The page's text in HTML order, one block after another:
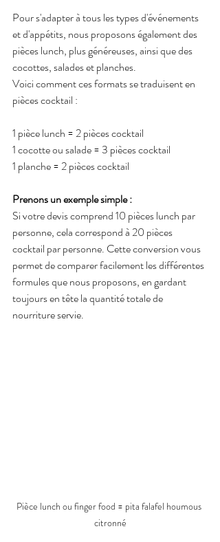
Pour s'adapter à tous les types d'événements
et d'appétits, nous proposons également des
pièces lunch, plus généreuses, ainsi que des
cocottes, salades et planches.
Voici comment ces formats se traduisent en
pièces cocktail :
1 pièce lunch = 2 pièces cocktail
1 cocotte ou salade = 3 pièces cocktail
1 planche = 2 pièces cocktail
Prenons un exemple simple :
Si votre devis comprend 10 pièces lunch par
personne, cela correspond à 20 pièces
cocktail par personne. Cette conversion vous
permet de comparer facilement les différentes
formules que nous proposons, en gardant
toujours en tête la quantité totale de
nourriture servie.
Pièce lunch ou finger food = pita falafel houmous
citronné